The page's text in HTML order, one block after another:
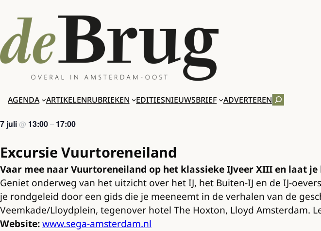
naar
inhoud
AGENDA ARTIKELENRUBRIEKEN EDITIESNIEUWSBRIEF ADVERTERENZOEKEN
7 juli@ 13:00– 17:00
Excursie Vuurtoreneiland
Vaar mee naar Vuurtoreneiland op het klassieke IJveer XIII en laat
Geniet onderweg van het uitzicht over het IJ, het Buiten-IJ en de IJ-
je rondgeleid door een gids die je meeneemt in de verhalen van de
Veemkade/Lloydplein, tegenover hotel The Hoxton, Lloyd Amsterdam.
Website:www.sega-amsterdam.nl